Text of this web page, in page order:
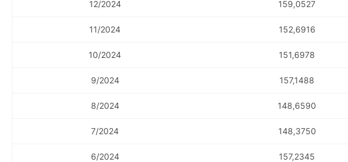
12/2024 159,0527
11/2024 152,6916
10/2024 151,6978
9/2024 157,1488
8/2024 148,6590
7/2024 148,3750
6/2024 157,2345